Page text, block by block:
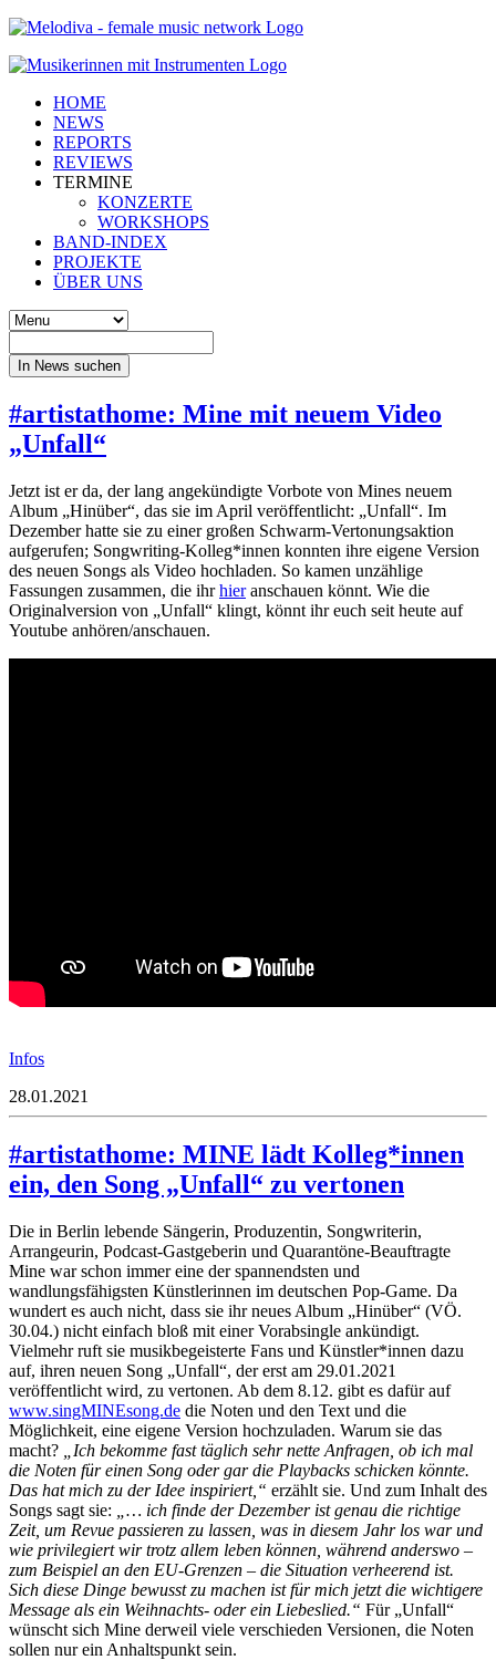
HOME
NEWS
REPORTS
REVIEWS
TERMINE
KONZERTE
WORKSHOPS
BAND-INDEX
PROJEKTE
ÜBER UNS
In News suchen
#artistathome: Mine mit neuem Video
„Unfall“
Jetzt ist er da, der lang angekündigte Vorbote von Mines neuem
Album „Hinüber“, das sie im April veröffentlicht: „Unfall“. Im
Dezember hatte sie zu einer großen Schwarm-Vertonungsaktion
aufgerufen; Songwriting-Kolleg*innen konnten ihre eigene Version
des neuen Songs als Video hochladen. So kamen unzählige
Fassungen zusammen, die ihrhieranschauen könnt. Wie die
Originalversion von „Unfall“ klingt, könnt ihr euch seit heute auf
Youtube anhören/anschauen.
Infos
28.01.2021
#artistathome: MINE lädt Kolleg*innen
ein, den Song „Unfall“ zu vertonen
Die in Berlin lebende Sängerin, Produzentin, Songwriterin,
Arrangeurin, Podcast-Gastgeberin und Quarantöne-Beauftragte
Mine war schon immer eine der spannendsten und
wandlungsfähigsten Künstlerinnen im deutschen Pop-Game. Da
wundert es auch nicht, dass sie ihr neues Album „Hinüber“ (VÖ.
30.04.) nicht einfach bloß mit einer Vorabsingle ankündigt.
Vielmehr ruft sie musikbegeisterte Fans und Künstler*innen dazu
auf, ihren neuen Song „Unfall“, der erst am 29.01.2021
veröffentlicht wird, zu vertonen. Ab dem 8.12. gibt es dafür auf
www.singMINEsong.de die Noten und den Text und die
Möglichkeit, eine eigene Version hochzuladen. Warum sie das
macht?
„Ich bekomme fast täglich sehr nette Anfragen, ob ich mal
die Noten für einen Song oder gar die Playbacks schicken könnte.
Das hat mich zu der Idee inspiriert,“ erzählt sie. Und zum Inhalt des
Songs sagt sie:
„… ich finde der Dezember ist genau die richtige
Zeit, um Revue passieren zu lassen, was in diesem Jahr los war und
wie privilegiert wir trotz allem leben können, während anderswo –
zum Beispiel an den EU-Grenzen – die Situation verheerend ist.
Sich diese Dinge bewusst zu machen ist für mich jetzt die wichtigere
Message als ein Weihnachts- oder ein Liebeslied.“ Für „Unfall“
wünscht sich Mine derweil viele verschieden Versionen, die Noten
sollen nur ein Anhaltspunkt sein.